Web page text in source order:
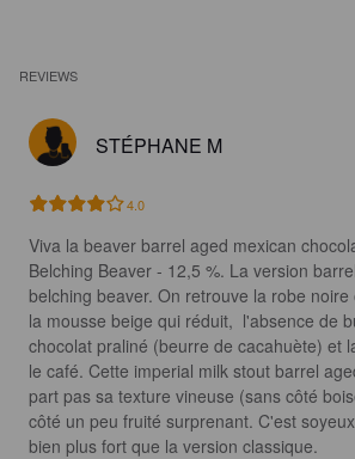
REVIEWS
STÉPHANE M
4.0
Viva la beaver barrel aged mexican
Belching Beaver - 12,5 %. La version
belching beaver. On retrouve la robe
la mousse beige qui réduit,  l'absence de
chocolat praliné (beurre de cacahuète) et
le café. Cette imperial milk stout barrel
part pas sa texture vineuse (sans côté
côté un peu fruité surprenant. C'est
bien plus fort que la version classique.